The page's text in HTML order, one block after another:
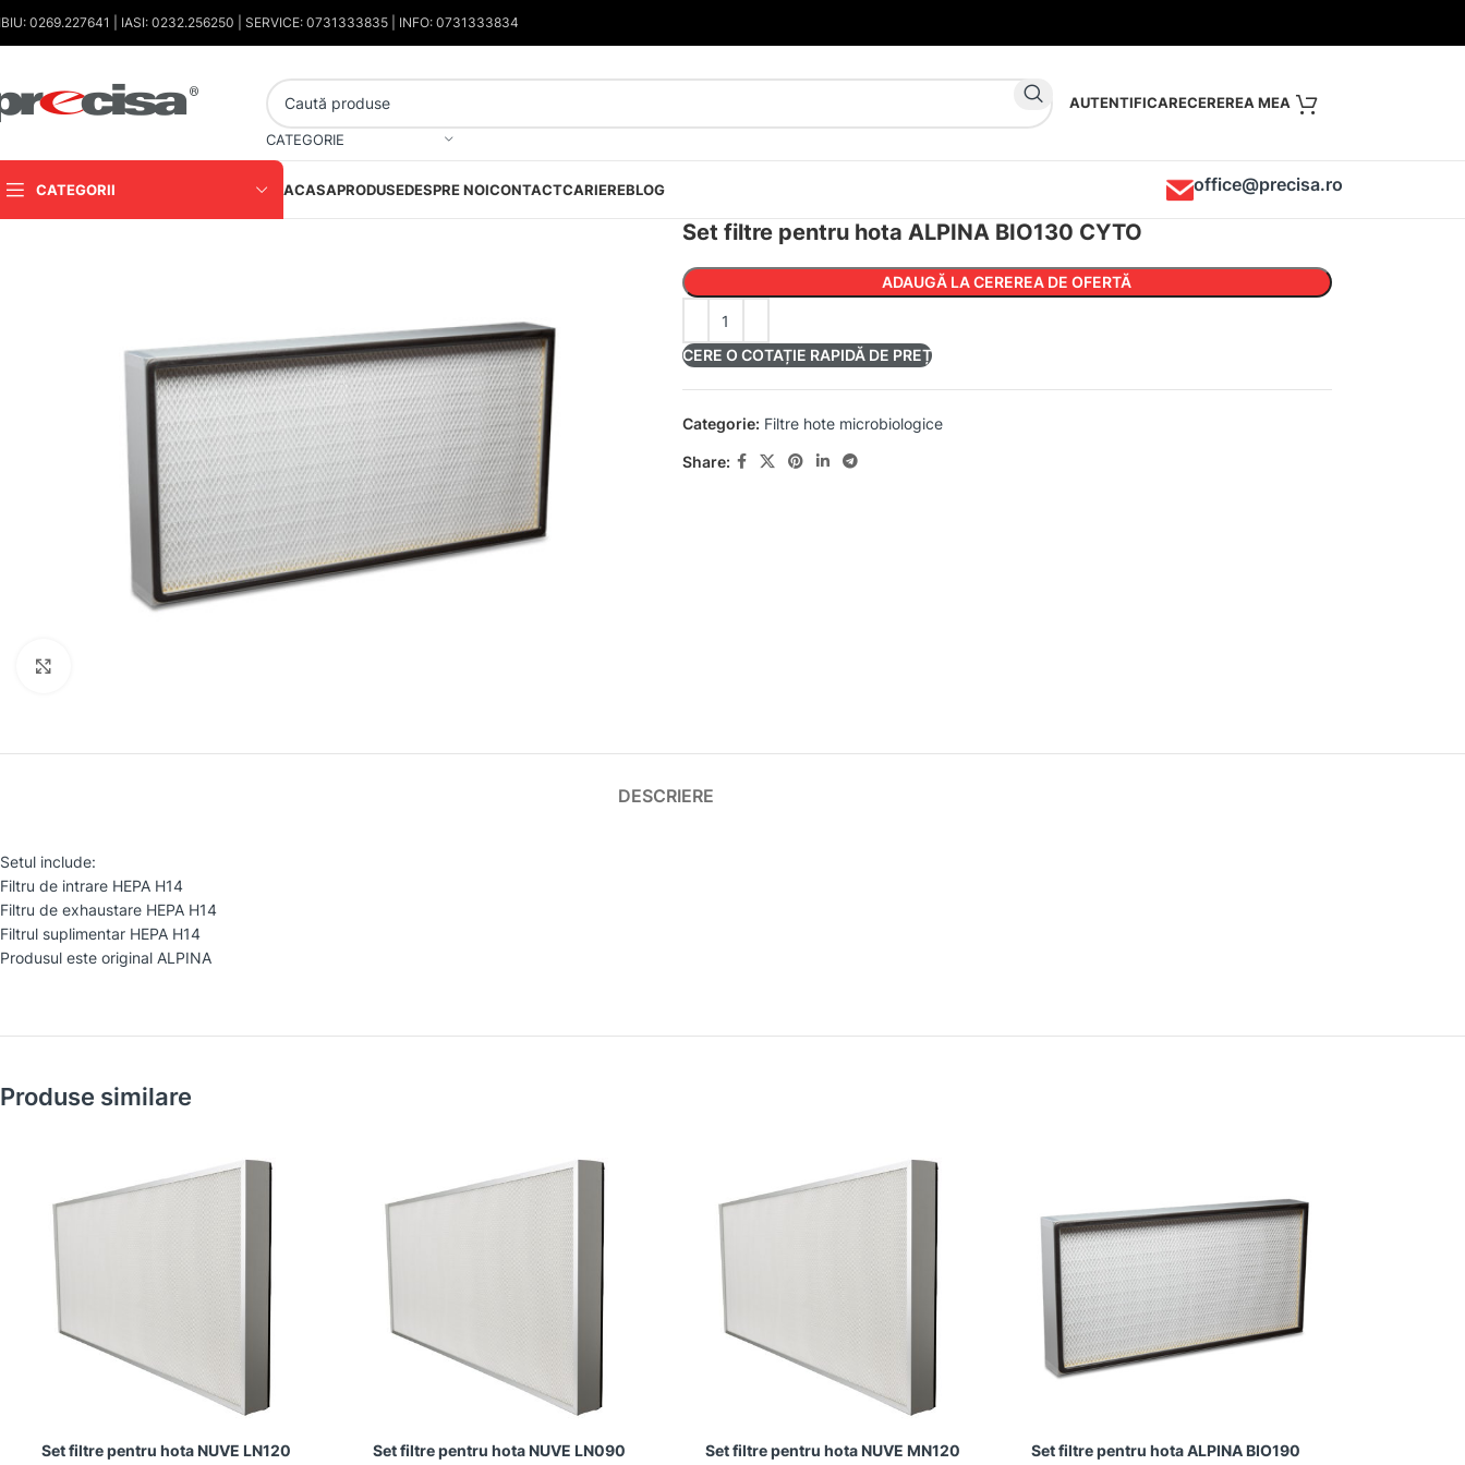
0269.227641 | IASI: 0232.256250 | SERVICE: 0731333835 | INFO: 0731333834
CATEGORIE
AUTENTIFICARE
CATEGORII ACASAPRODUSEDESPRE NOICONTACTCARIEREBLOG office@precisa.ro
Set filtre pentru hota ALPINA BIO130 CYTO
ADAUGĂ LA CEREREA DE OFERTĂ
CERE O COTAȚIE RAPIDĂ DE PREȚ
Categorie: Filtre hote microbiologice
Share:
DESCRIERE
Setul include:
Filtru de intrare HEPA H14
Filtru de exhaustare HEPA H14
Filtrul suplimentar HEPA H14
Produsul este original ALPINA
Produse similare
Set filtre pentru hota NUVE LN120 Set filtre pentru hota NUVE LN090 Set filtre pentru hota NUVE MN120
Set filtre pentru hota ALPINA BIO190